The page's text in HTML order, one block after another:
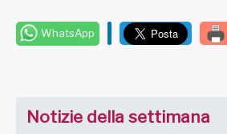
WhatsApp
Notizie della settimana